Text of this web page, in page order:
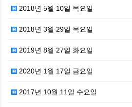
2018년 5월 10일 목요일
2018년 3월 29일 목요일
2019년 8월 27일 화요일
2020년 1월 17일 금요일
2017년 10월 11일 수요일